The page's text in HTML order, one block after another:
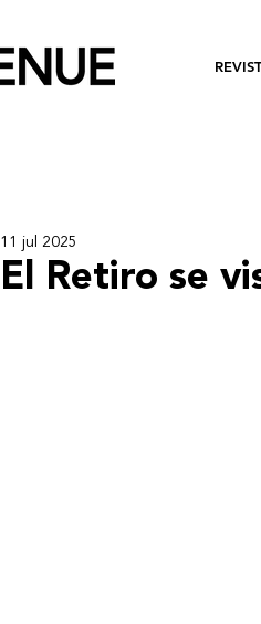
El Retiro se
11 jul 2025